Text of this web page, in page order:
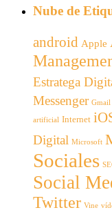
Nube de
android Apple
Estratega
Messenger Gmail
artificial Internet
Digital Microsoft
Sociales
Social
Twitter Vine